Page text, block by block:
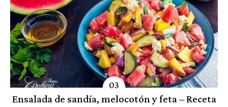
Ensalada de sandía, melocotón y feta – Receta